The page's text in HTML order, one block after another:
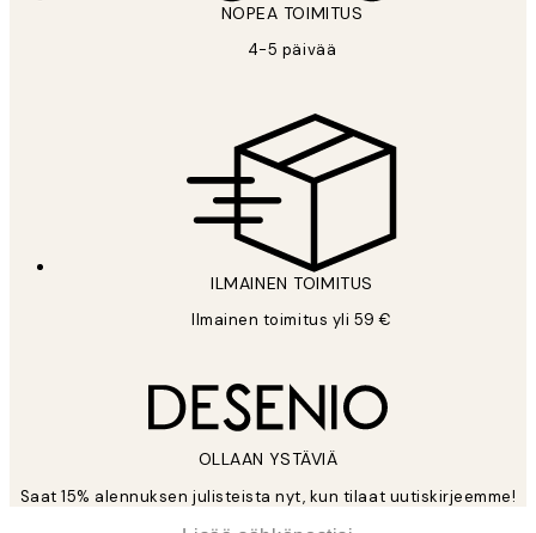
NOPEA TOIMITUS
4-5 päivää
ILMAINEN TOIMITUS
Ilmainen toimitus yli 59 €
OLLAAN YSTÄVIÄ
Saat 15% alennuksen julisteista nyt, kun tilaat uutiskirjeemme!